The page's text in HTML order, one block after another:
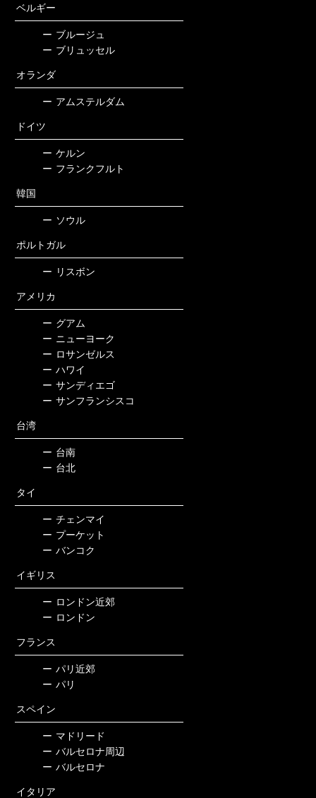
ベルギー
ー ブルージュ
ー ブリュッセル
オランダ
ー アムステルダム
ドイツ
ー ケルン
ー フランクフルト
韓国
ー ソウル
ポルトガル
ー リスボン
アメリカ
ー グアム
ー ニューヨーク
ー ロサンゼルス
ー ハワイ
ー サンディエゴ
ー サンフランシスコ
台湾
ー 台南
ー 台北
タイ
ー チェンマイ
ー プーケット
ー バンコク
イギリス
ー ロンドン近郊
ー ロンドン
フランス
ー パリ近郊
ー パリ
スペイン
ー マドリード
ー バルセロナ周辺
ー バルセロナ
イタリア